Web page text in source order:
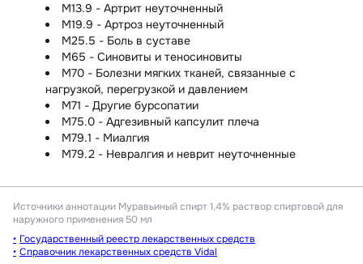
M13.9 - Артрит неуточненный
M19.9 - Артроз неуточненный
M25.5 - Боль в суставе
M65 - Синовиты и теносиновиты
M70 - Болезни мягких тканей, связанные с
нагрузкой, перегрузкой и давлением
M71 - Другие бурсопатии
M75.0 - Адгезивный капсулит плеча
M79.1 - Миалгия
M79.2 - Невралгия и неврит неуточненные
Источники аннотации Муравьиный спирт 1,4% раствор спиртовой для
наружного применения 50 мл
Государственный реестр лекарственных средств
Справочник лекарственных средств Vidal